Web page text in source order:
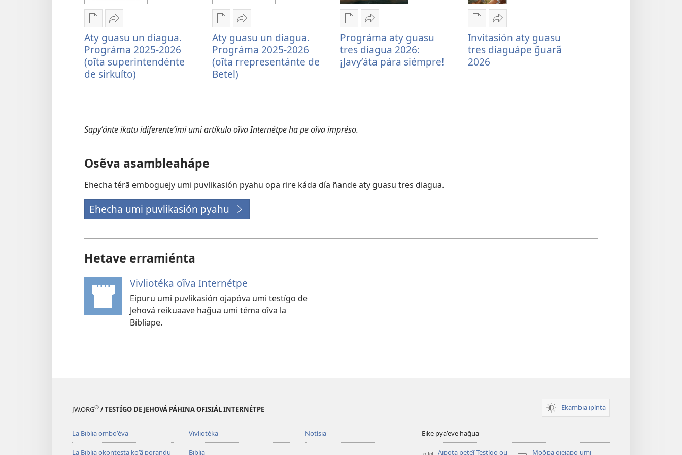
Remboguejy
hag̃ua
puvlikasión
Aty
guasu
2026
(oĩta
superintendénte
de
sirkuíto)
Embohasa
Aty
guasu
un
diagua.
superintendénte
de
sirkuíto)
Aty guasu un diagua.
Prográma 2025-2026
(oĩta superintendénte
de sirkuíto)
Remboguejy
hag̃ua
puvlikasión
Aty
guasu
2026
(oĩta
Betel)
Embohasa
Aty
guasu
un
rrepresentánte
de
Aty guasu un diagua.
Prográma 2025-2026
(oĩta rrepresentánte de
Betel)
Remboguejy
hag̃ua
puvlikasión
Prográma
¡Javyʼáta
pára
Embohasa
Prográma
aty
guasu
Prográma aty guasu
tres diagua 2026:
¡Javyʼáta pára siémpre!
Remboguejy
hag̃ua
puvlikasión
Invitasión
Embohasa
Invitasión
aty
Invitasión aty guasu
tres diaguápe g̃uarã
2026
Sapyʼánte ikatu idiferenteʼimi umi artíkulo oĩva Internétpe ha pe oĩva impréso.
Osẽva asambleahápe
Ehecha térã emboguejy umi puvlikasión pyahu opa rire káda día ñande aty guasu tres diagua.
Ehecha umi puvlikasión pyahu
Hetave erramiénta
Vivliotéka oĩva Internétpe
una
nueva
Eipuru umi puvlikasión ojapóva umi testígo de
Jehová reikuaave hag̃ua umi téma oĩva la
Bíbliape.
JW.ORG® / TESTÍGO DE JEHOVÁ PÁHINA OFISIÁL INTERNÉTPE Ekambia ipínta
La Biblia omboʼéva
La Biblia okontesta koʼã porandu
Vivliotéka
Biblia
Notísia Eike pyaʼeve hag̃ua
Aipota peteĩ Testígo ou Moõpa ojejapo umi